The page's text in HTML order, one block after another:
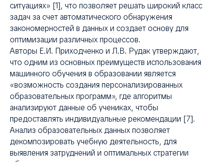
ситуациях» [1], что позволяет решать широкий класс
задач за счет автоматического обнаружения
закономерностей в данных и создает основу для
оптимизации различных процессов.
Авторы Е.И. Приходченко и Л.В. Рудак утверждают,
что одним из основных преимуществ использования
машинного обучения в образовании является
«возможность создания персонализированных
образовательных программ», где алгоритмы
анализируют данные об учениках, чтобы
предоставлять индивидуальные рекомендации [7].
Анализ образовательных данных позволяет
декомпозировать учебную деятельность, для
выявления затруднений и оптимальных стратегии